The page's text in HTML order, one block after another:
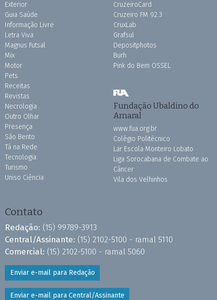
Exterior
Guia Saúde
Informação Livre
Letra Viva
Magnus Futsal
Mix
Motor
Pets
Receitas
Revistas
Necrologia
Outro Olhar
Presença
São Bento
Tá na Rede
Tecnologia
Turismo
Uniso Ciência
CruzeiroCard
Cruzeiro FM 92.3
CruxLab
Grafsul
Depositphotos
Burh
Pink do Bem OSSEL
Fundação Ubaldino do
Amaral
www.fua.org.br
Colégio Politécnico
Lar Escola Monteiro Lobato
Liga Sorocabana de Combate ao
Câncer
Vila dos Velhinhos
Contato
Redação: (15) 99789-3913
Central/Assinante: (15) 2102-5100 - ramal 5110
Comercial: (15) 2102-5100 - ramal 5060
Enviar e-mail para Redação
Enviar e-mail para Central/Assinante